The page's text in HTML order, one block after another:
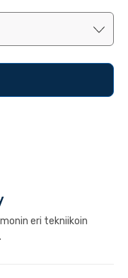
eri tekniikoin